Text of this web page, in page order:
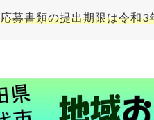
応募書類の提出期限は令和